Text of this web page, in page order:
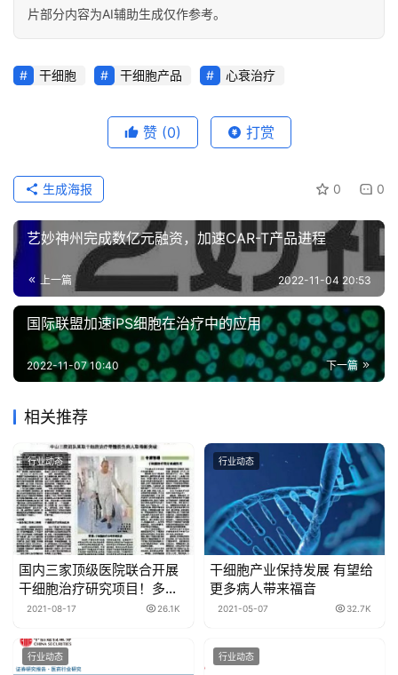
片部分内容为AI辅助生成仅作参考。
干细胞 干细胞产品 心衰治疗
赞 (0) 打赏
0 0
生成海报
艺妙神州完成数亿元融资，加速CAR-T产品进程
上一篇 2022-11-04 20:53
国际联盟加速iPS细胞在治疗中的应用
下一篇
2022-11-07 10:40
相关推荐
行业动态
国内三家顶级医院联合开展
干细胞治疗研究项目！多名
瘫痪病人正接受干细胞治疗
2021-08-17 26.1K
行业动态
干细胞产业保持发展 有望给
更多病人带来福音
2021-05-07 32.7K
行业动态 行业动态